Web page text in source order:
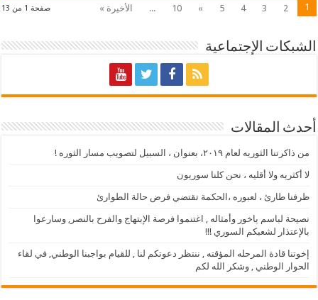
صفحة 1 من 13 1
2
3
4
5
»
10
... الأخيرة »
الشبكات الإجتماعية
أحدث المقالات
من ذاكرتنا الثوريه لعام ٢٠١٩، بعنوان ، السبيل لتصويب مسار الثوره !
لا أكثريه ولا أقليه ، نحن كلنا سوريون
ظرفنا طارئ ، لعبوره ،الحكمة تقتضي فرض حالة الطوارئ
نصيحة لباسم ياخور وأمثاله , اغتنموا فرصة الإبتهاج والفرح بالنصر, وسارعوا
بالإعتذار لشعبكم السوري !!!
إخوتنا قادة المرحله المؤقته , ننتظر دعوتكم لنا , للقيام بواجبنا الوطني, في لقاء
الحوار الوطني , وشكر الله لكم